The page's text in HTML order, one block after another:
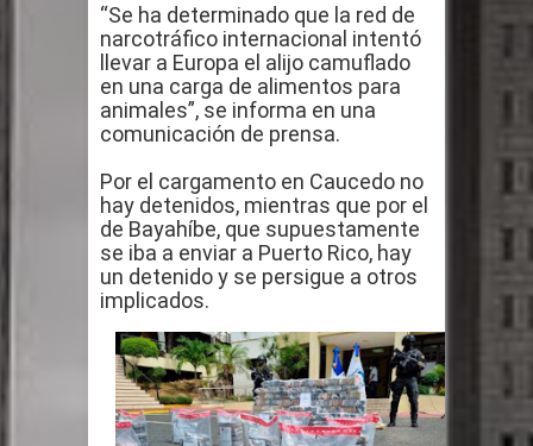
Morales
Calor extremo para este jueves en
gran parte del territorio nacional
frontera en masa para entrar a
España
sobre horarios de venta de alcohol
vigente desde 2006 y exige ley del
“Se ha determinado que la red de
narcotráfico internacional intentó
llevar a Europa el alijo camuflado
en una carga de alimentos para
animales”, se informa en una
comunicación de prensa.
Por el cargamento en Caucedo no
hay detenidos, mientras que por el
de Bayahíbe, que supuestamente
se iba a enviar a Puerto Rico, hay
un detenido y se persigue a otros
implicados.